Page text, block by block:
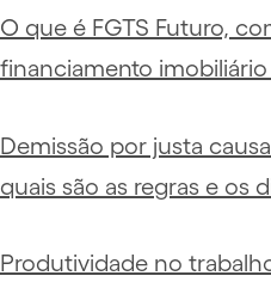
O que é FGTS Futuro,
financiamento
Demissão por justa
quais são as regras e os
Produtividade no